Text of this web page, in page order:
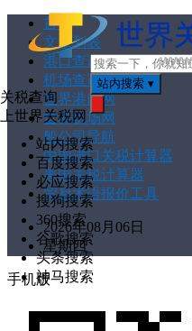
首页
文章列表
港口查询
机场查询
世界港口网
世界机场网
船公司导航
中国进口关税计算器
美国关税计算器
贸易术语报价工具
2026年08月06日
星期四
关税查询
上世界关税网
站内搜索 ▾
站内搜索
百度搜索
必应搜索
搜狗搜索
360搜索
谷歌搜索
头条搜索
神马搜索
搜
索
手机版